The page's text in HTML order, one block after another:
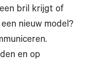
bril krijgt of
nieuw model?
en op